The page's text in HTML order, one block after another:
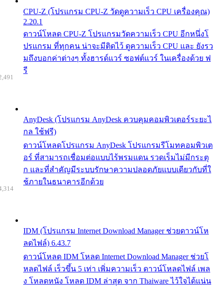
CPU-Z (โปรแกรม CPU-Z วัดดูความเร็ว CPU เครื่องคุณ)
2.20.1
ดาวน์โหลด CPU-Z โปรแกรมวัดความเร็ว CPU อีกหนึ่งโ
ปรแกรม ที่ทุกคน น่าจะมีติดไว้ ดูความเร็ว CPU และ ยังรว
มถึงบอกค่าต่างๆ ทั้งฮารด์แวร์ ซอฟต์แวร์ ในเครื่องด้วย ฟ
รี
AnyDesk (โปรแกรม AnyDesk ควบคุมคอมพิวเตอร์ระยะไ
กล ใช้ฟรี)
ดาวน์โหลดโปรแกรม AnyDesk โปรแกรมรีโมทคอมพิวเต
อร์ ที่สามารถเชื่อมต่อแบบไร้พรมแดน รวดเร็มไม่มีกระตุ
ก และที่สำคัญมีระบบรักษาความปลอดภัยแบบเดียวกับที่ใ
ช้ภายในธนาคารอีกด้วย
IDM (โปรแกรม Internet Download Manager ช่วยดาวน์โห
ลดไฟล์) 6.43.7
ดาวน์โหลด IDM โหลด Internet Download Manager ช่วยโ
หลดไฟล์ เร็วขึ้น 5 เท่า เพิ่มความเร็ว ดาวน์โหลดไฟล์ เพล
ง โหลดหนัง โหลด IDM ล่าสุด จาก Thaiware ไว้ใจได้แน่น